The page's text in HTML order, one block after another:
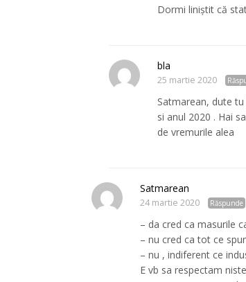
Dormi liniștit că
bla
25 martie 2020
Satmarean, dute
si anul 2020 . Hai
de vremurile alea
Satmarean
24 martie 2020 Răspunde
– da cred ca masurile
– nu cred ca tot ce
– nu , indiferent ce
E vb sa respectam